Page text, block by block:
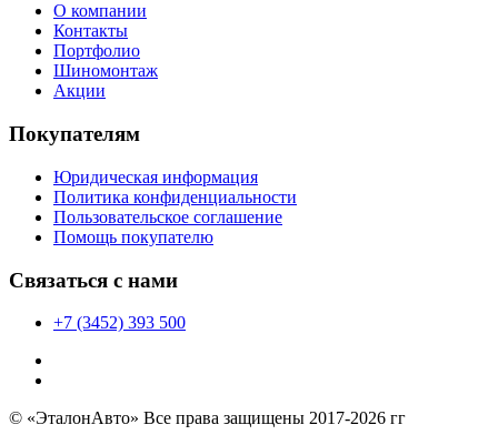
О компании
Контакты
Портфолио
Шиномонтаж
Акции
Покупателям
Юридическая информация
Политика конфиденциальности
Пользовательское соглашение
Помощь покупателю
Связаться с нами
+7 (3452) 393 500
© «ЭталонАвто» Все права защищены 2017-2026 гг